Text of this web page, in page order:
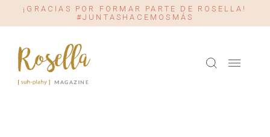
¡GRACIAS POR FORMAR PARTE DE ROSELLA!
#JUNTASHACEMOSMÁS